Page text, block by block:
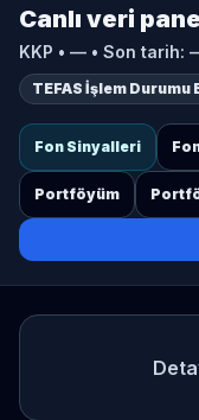
Canlı veri
KKP • — • Son tarih:
TEFAS İşlem Durumu
Fon Sinyalleri
Portföyüm